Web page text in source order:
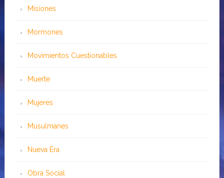
Misiones
Mormones
Movimientos Cuestionables
Muerte
Mujeres
Musulmanes
Nueva Era
Obra Social